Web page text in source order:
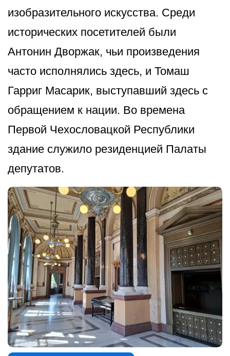
изобразительного искусства. Среди
исторических посетителей были
Антонин Дворжак, чьи произведения
часто исполнялись здесь, и Томаш
Гарриг Масарик, выступавший здесь с
обращением к нации. Во времена
Первой Чехословацкой Республики
здание служило резиденцией Палаты
депутатов.